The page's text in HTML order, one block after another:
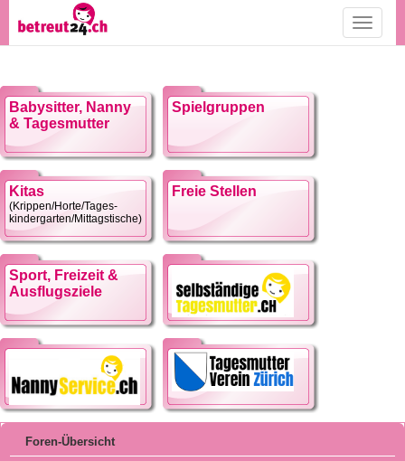
Toggle
Babysitter, Nanny
& Tagesmutter
Spielgruppen
Kitas
(Krippen/Horte/Tages-
kindergarten/Mittagstische)
Freie Stellen
Sport, Freizeit &
Ausflugsziele
Foren-Übersicht